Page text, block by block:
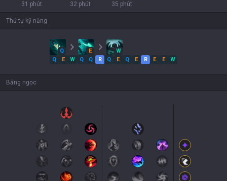
31 phút 32 phút 35 phút
Thứ tự kỹ năng
Q E
W
Q
E W Q Q R Q E Q E R E E W
Bảng ngọc